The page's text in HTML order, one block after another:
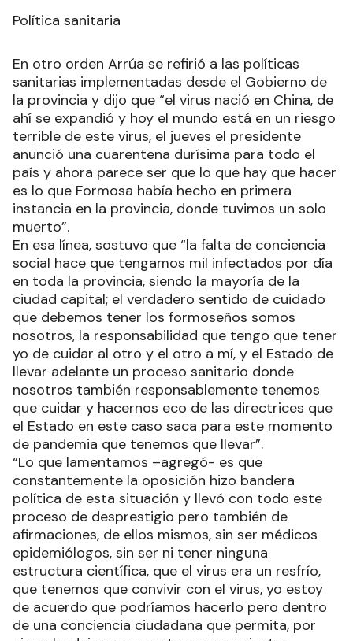
Política sanitaria
En otro orden Arrúa se refirió a las políticas
sanitarias implementadas desde el Gobierno de
la provincia y dijo que “el virus nació en China, de
ahí se expandió y hoy el mundo está en un riesgo
terrible de este virus, el jueves el presidente
anunció una cuarentena durísima para todo el
país y ahora parece ser que lo que hay que hacer
es lo que Formosa había hecho en primera
instancia en la provincia, donde tuvimos un solo
muerto”.
En esa línea, sostuvo que “la falta de conciencia
social hace que tengamos mil infectados por día
en toda la provincia, siendo la mayoría de la
ciudad capital; el verdadero sentido de cuidado
que debemos tener los formoseños somos
nosotros, la responsabilidad que tengo que tener
yo de cuidar al otro y el otro a mí, y el Estado de
llevar adelante un proceso sanitario donde
nosotros también responsablemente tenemos
que cuidar y hacernos eco de las directrices que
el Estado en este caso saca para este momento
de pandemia que tenemos que llevar”.
“Lo que lamentamos –agregó- es que
constantemente la oposición hizo bandera
política de esta situación y llevó con todo este
proceso de desprestigio pero también de
afirmaciones, de ellos mismos, sin ser médicos
epidemiólogos, sin ser ni tener ninguna
estructura científica, que el virus era un resfrío,
que tenemos que convivir con el virus, yo estoy
de acuerdo que podríamos hacerlo pero dentro
de una conciencia ciudadana que permita, por